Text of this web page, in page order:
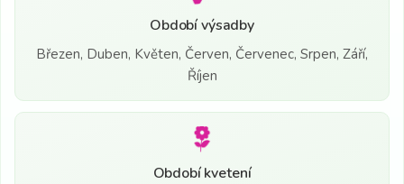
Období výsadby
Březen, Duben, Květen, Červen, Červenec, Srpen, Září,
Říjen
Období kvetení